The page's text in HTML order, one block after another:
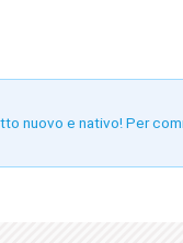
nuovo e nativo! Per